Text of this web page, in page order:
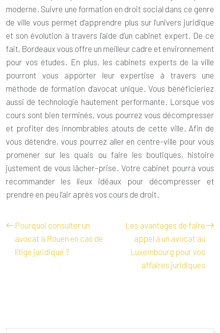
moderne. Suivre une formation en droit social dans ce genre
de ville vous permet d’apprendre plus sur l’univers juridique
et son évolution à travers l’aide d’un cabinet expert. De ce
fait, Bordeaux vous offre un meilleur cadre et environnement
pour vos études. En plus, les cabinets experts de la ville
pourront vous apporter leur expertise à travers une
méthode deformation d’avocat unique. Vous bénéficieriez
aussi de technologie hautement performante. Lorsque vos
cours sont bien terminés, vous pourrez vous décompresser
et profiter des innombrables atouts de cette ville. Afin de
vous détendre, vous pourrez aller en centre-ville pour vous
promener sur les quais ou faire les boutiques, histoire
justement de vous lâcher-prise. Votre cabinet pourra vous
recommander les lieux idéaux pour décompresser et
prendre en peu l’air après vos cours de droit.
Pourquoi consulter un
avocat à Rouen en cas de
litige juridique ?
Les avantages de faire
appel à un avocat au
Luxembourg pour vos
affaires juridiques